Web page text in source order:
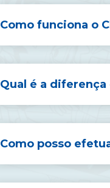
Como funciona o
Qual é a
Como posso